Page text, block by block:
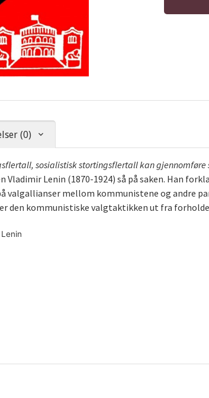
(0)
sosialistisk stortingsflertall kan
Vladimir Lenin (1870-1924) så på saken. Han
valgallianser mellom kommunistene og andre
den kommunistiske valgtaktikken ut fra